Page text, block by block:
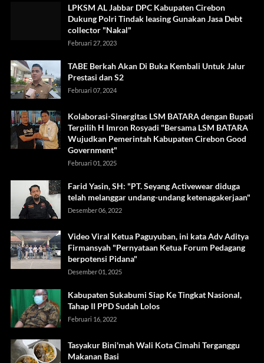
LPKSM AL Jabbar DPC Kabupaten Cirebon
Dukung Polri Tindak leasing Gunakan Jasa Debt
collector "Nakal"
Februari 27, 2023
TABE Berkah Akan Di Buka Kembali Untuk Jalur
Prestasi dan S2
Februari 07, 2024
Kolaborasi-Sinergitas LSM BATARA dengan Bupati
Terpilih H Imron Rosyadi "Bersama LSM BATARA
Wujudkan Pemerintah Kabupaten Cirebon Good
Government"
Februari 01, 2025
Farid Yasin, SH: "PT. Seyang Activewear diduga
telah melanggar undang-undang ketenagakerjaan"
Desember 06, 2022
Video Viral Ketua Paguyuban, ini kata Adv Aditya
Firmansyah "Pernyataan Ketua Forum Pedagang
berpotensi Pidana"
Desember 01, 2025
Kabupaten Sukabumi Siap Ke Tingkat Nasional,
Tahap II PPD Sudah Lolos
Februari 16, 2022
Tasyakur Bini'mah Wali Kota Cimahi Terganggu
Makanan Basi